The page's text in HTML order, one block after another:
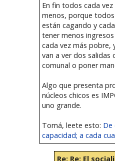
En fin todos cada
menos, porque
están cagando y
tener menos
cada vez más pobre,
van a ver dos salidas
comunal o poner
Algo que presenta
núcleos chicos es
uno grande.
Tomá, leete esto: De
capacidad; a cada
Re: Re: El